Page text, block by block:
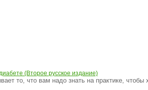
(Второе русское издание)
то, что вам надо знать на практике, чтобы